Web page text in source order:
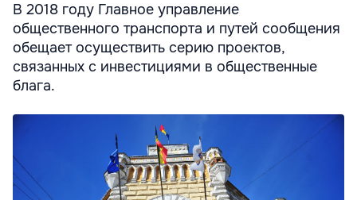
В 2018 году Главное управление
общественного транспорта и путей сообщения
обещает осуществить серию проектов,
связанных с инвестициями в общественные
блага.